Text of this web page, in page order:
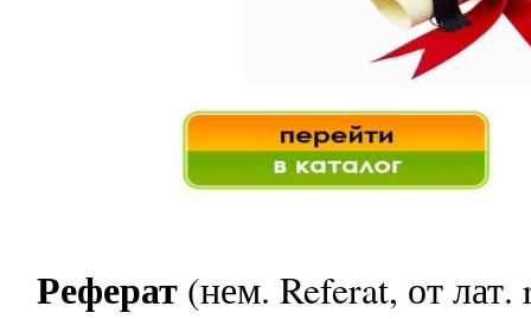
Реферат(нем. Referat, от